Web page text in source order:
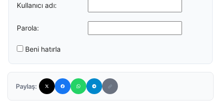
Kullanıcı adı:
Parola:
Beni hatırla
Paylaş: